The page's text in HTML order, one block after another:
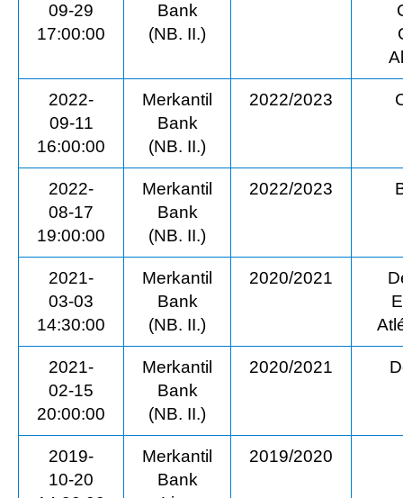
09-29
17:00:00
Bank
(NB. II.)
2022-
09-11
16:00:00
Merkantil
Bank
(NB. II.)
2022/2023
2022-
08-17
19:00:00
Merkantil
Bank
(NB. II.)
2022/2023
2021-
03-03
14:30:00
Merkantil
Bank
(NB. II.)
2020/2021
2021-
02-15
20:00:00
Merkantil
Bank
(NB. II.)
2020/2021
2019-
10-20
Merkantil
Bank
2019/2020